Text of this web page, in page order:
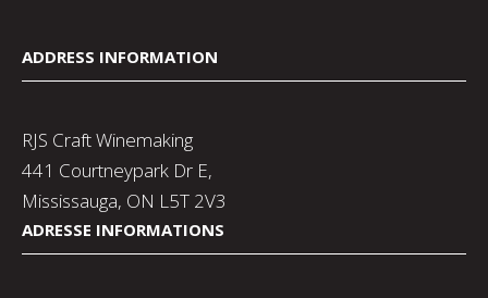
ADDRESS INFORMATION
RJS Craft Winemaking
441 Courtneypark Dr E,
Mississauga, ON L5T 2V3
ADRESSE INFORMATIONS